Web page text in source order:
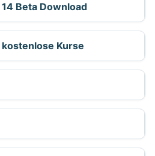
Beta Download
Kurse